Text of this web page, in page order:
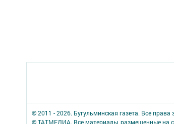
© 2011 - 2026. Бугульминская газета. Все
© ТАТМЕДИА. Все материалы, размещенные на